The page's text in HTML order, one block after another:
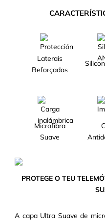
Laterais
Reforçadas
Microfibra
Suave
PROTEGE O TEU
A capa Ultra Suave de